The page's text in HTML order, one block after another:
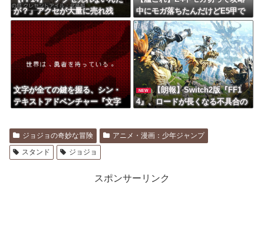
が？」アクセが大量に売れ残
り、にんじんのほうが嬉しいま
である【クレセントアイル】
中にモガ落ちたんだけどE5甲で
使うために育てる価値ある？
文字が全ての鍵を握る、シン・
テキストアドベンチャー『文字
NEW
【朗報】Switch2版『FF1
4』、ロードが長くなる不具合の
ジョジョの奇妙な冒険
アニメ・漫画：少年ジャンプ
スタンド
ジョジョ
スポンサーリンク